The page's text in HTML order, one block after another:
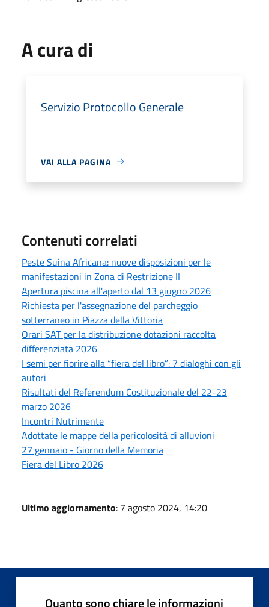
A cura di
Servizio Protocollo Generale
VAI ALLA PAGINA
Contenuti correlati
Peste Suina Africana: nuove disposizioni per le
manifestazioni in Zona di Restrizione II
Apertura piscina all'aperto dal 13 giugno 2026
Richiesta per l'assegnazione del parcheggio
sotterraneo in Piazza della Vittoria
Orari SAT per la distribuzione dotazioni raccolta
differenziata 2026
I semi per fiorire alla “fiera del libro”: 7 dialoghi con gli
autori
Risultati del Referendum Costituzionale del 22-23
marzo 2026
Incontri Nutrimente
Adottate le mappe della pericolosità di alluvioni
27 gennaio - Giorno della Memoria
Fiera del Libro 2026
Ultimo aggiornamento: 7 agosto 2024, 14:20
Quanto sono chiare le informazioni